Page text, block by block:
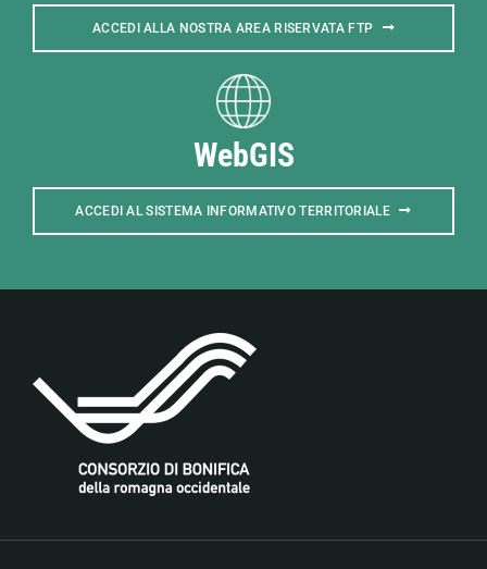
ACCEDI ALLA NOSTRA AREA RISERVATA FTP
WebGIS
ACCEDI AL SISTEMA INFORMATIVO TERRITORIALE